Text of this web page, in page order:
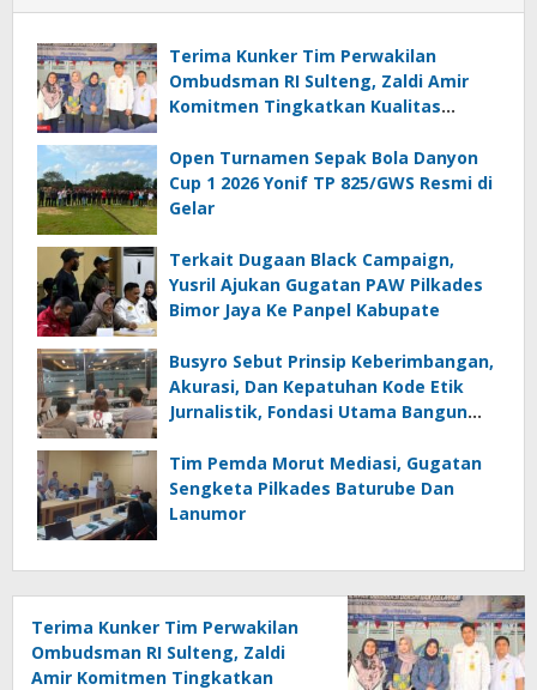
Terima Kunker Tim Perwakilan
Ombudsman RI Sulteng, Zaldi Amir
Komitmen Tingkatkan Kualitas
Mal Administrasi
Open Turnamen Sepak Bola Danyon
Cup 1 2026 Yonif TP 825/GWS Resmi di
Gelar
Terkait Dugaan Black Campaign,
Yusril Ajukan Gugatan PAW Pilkades
Bimor Jaya Ke Panpel Kabupate
Busyro Sebut Prinsip Keberimbangan,
Akurasi, Dan Kepatuhan Kode Etik
Jurnalistik, Fondasi Utama Bangun
Tim Pemda Morut Mediasi, Gugatan
Sengketa Pilkades Baturube Dan
Lanumor
Terima Kunker Tim Perwakilan
Ombudsman RI Sulteng, Zaldi
Amir Komitmen Tingkatkan